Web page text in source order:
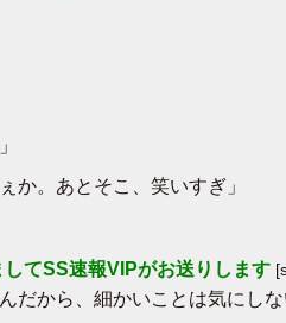
か。あとそこ、笑いすぎ」
てSS速報VIPがお送りします
だから、細かいことは気にしな